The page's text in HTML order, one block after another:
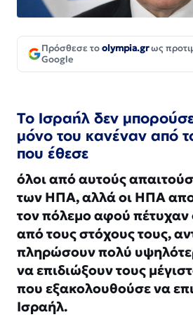
Πρόσθεσε τοolympia.grως
Google
Το Ισραήλ δεν μπορούσε
μόνο του κανέναν από
που έθεσε
όλοι από αυτούς
των ΗΠΑ, αλλά οι ΗΠΑ
τον πόλεμο αφού πέτυχαν
από τους στόχους τους,
πληρώσουν πολύ
να επιδιώξουν τους
που εξακολουθούσε να
Ισραήλ.